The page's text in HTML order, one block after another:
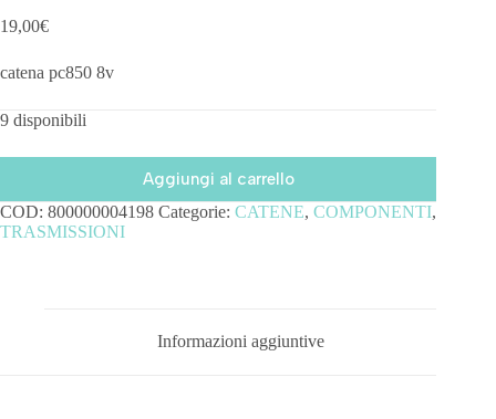
19,00€
catena pc850 8v
9 disponibili
Aggiungi al carrello
COD: 800000004198 Categorie: CATENE, COMPONENTI,
TRASMISSIONI
Informazioni aggiuntive